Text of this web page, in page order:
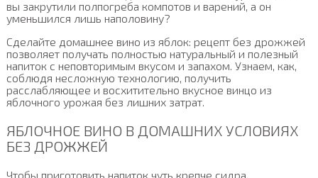
вы закрутили полпогреба компотов и варений, а он
уменьшился лишь наполовину?
Сделайте домашнее вино из яблок: рецепт без дрожжей
позволяет получать полностью натуральный и полезный
напиток с неповторимым вкусом и запахом. Узнаем, как,
соблюдя несложную технологию, получить
расслабляющее и восхитительно вкусное винцо из
яблочного урожая без лишних затрат.
ЯБЛОЧНОЕ ВИНО В ДОМАШНИХ УСЛОВИЯХ
БЕЗ ДРОЖЖЕЙ
Чтобы приготовить напиток чуть крепче сидра,